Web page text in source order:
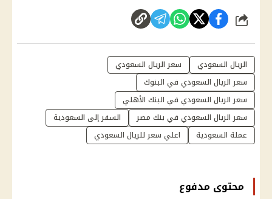
شارك
الريال السعودي
سعر الريال السعودي
سعر الريال السعودي في البنوك
سعر الريال السعودي في البنك الأهلي
سعر الريال السعودي في بنك مصر
السفر إلى السعودية
عملة السعودية
اعلي سعر للريال السعودي
محتوى مدفوع